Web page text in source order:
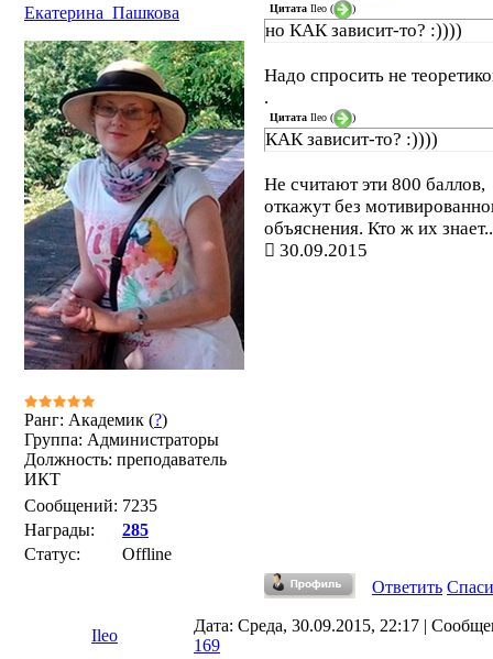
Екатерина_Пашкова
Ранг: Академик (?)
Группа: Администраторы
Должность: преподаватель
ИКТ
Сообщений: 7235
Награды:
285
Статус:
Offline
Цитата Ileo ( )
но КАК зависит-то? :))))
Надо спросить не
.
Цитата Ileo ( )
КАК зависит-то? :))))
Не считают эти 800 баллов,
откажут без
объяснения. Кто ж их
30.09.2015
Ответить
Ileo
Дата: Среда, 30.09.2015, 22:17 |
169